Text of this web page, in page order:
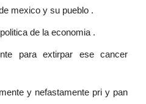
mexico y su pueblo .
de la economia .
para extirpar ese cancer
y nefastamente pri y pan